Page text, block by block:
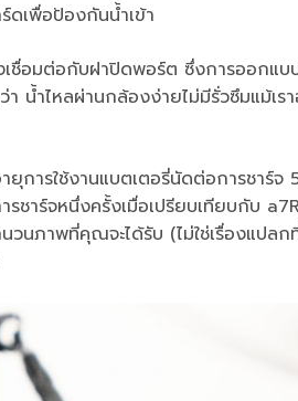
ดเพื่อป้องกันน้ำเข้า
ชื่อมต่อกับฝาปิดพอร์ต ซึ่งการออกแบ
น้ำไหลผ่านกล้องง่ายไม่มีรั่วซึมแม้เร
การใช้งานแบตเตอรี่นัดต่อการชาร์จ
ชาร์จหนึ่งครั้งเมื่อเปรียบเทียบกับ
นภาพที่คุณจะได้รับ (ไม่ใช่เรื่องแปลก